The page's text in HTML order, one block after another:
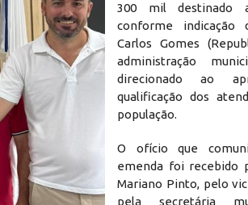
300 mil destinado
conforme indicação
Carlos Gomes
administração
direcionado ao
qualificação dos
população.
O ofício que
emenda foi recebido
Mariano Pinto, pelo
pela secretária